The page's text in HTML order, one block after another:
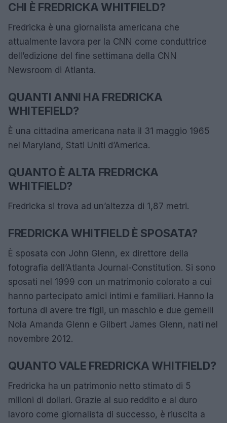
CHI È FREDRICKA WHITFIELD?
Fredricka è una giornalista americana che
attualmente lavora per la CNN come conduttrice
dell’edizione del fine settimana della CNN
Newsroom di Atlanta.
QUANTI ANNI HA FREDRICKA
WHITEFIELD?
È una cittadina americana nata il 31 maggio 1965
nel Maryland, Stati Uniti d’America.
QUANTO È ALTA FREDRICKA
WHITFIELD?
Fredricka si trova ad un’altezza di 1,87 metri.
FREDRICKA WHITFIELD È SPOSATA?
È sposata con John Glenn, ex direttore della
fotografia dell’Atlanta Journal-Constitution. Si sono
sposati nel 1999 con un matrimonio colorato a cui
hanno partecipato amici intimi e familiari. Hanno la
fortuna di avere tre figli, un maschio e due gemelli
Nola Amanda Glenn e Gilbert James Glenn, nati nel
novembre 2012.
QUANTO VALE FREDRICKA WHITFIELD?
Fredricka ha un patrimonio netto stimato di 5
milioni di dollari. Grazie al suo reddito e al duro
lavoro come giornalista di successo, è riuscita a